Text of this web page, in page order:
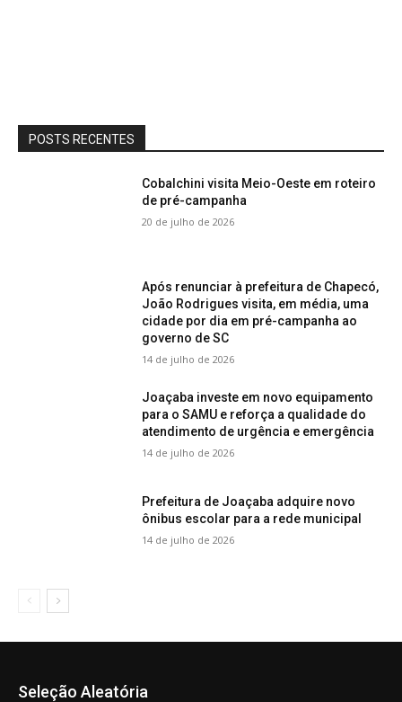
POSTS RECENTES
Cobalchini visita Meio-Oeste em roteiro
de pré-campanha
20 de julho de 2026
Após renunciar à prefeitura de Chapecó,
João Rodrigues visita, em média, uma
cidade por dia em pré-campanha ao
governo de SC
14 de julho de 2026
Joaçaba investe em novo equipamento
para o SAMU e reforça a qualidade do
atendimento de urgência e emergência
14 de julho de 2026
Prefeitura de Joaçaba adquire novo
ônibus escolar para a rede municipal
14 de julho de 2026
Seleção Aleatória